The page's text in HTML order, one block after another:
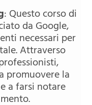
: Questo corso di
da Google,
necessari per
Attraverso
promuovere la
a farsi notare